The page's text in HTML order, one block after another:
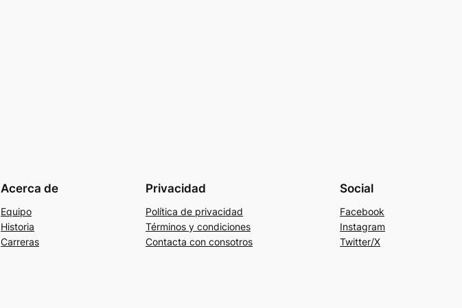
Acerca de
Equipo
Historia
Carreras
Privacidad
Política de privacidad
Términos y condiciones
Contacta con consotros
Social
Facebook
Instagram
Twitter/X